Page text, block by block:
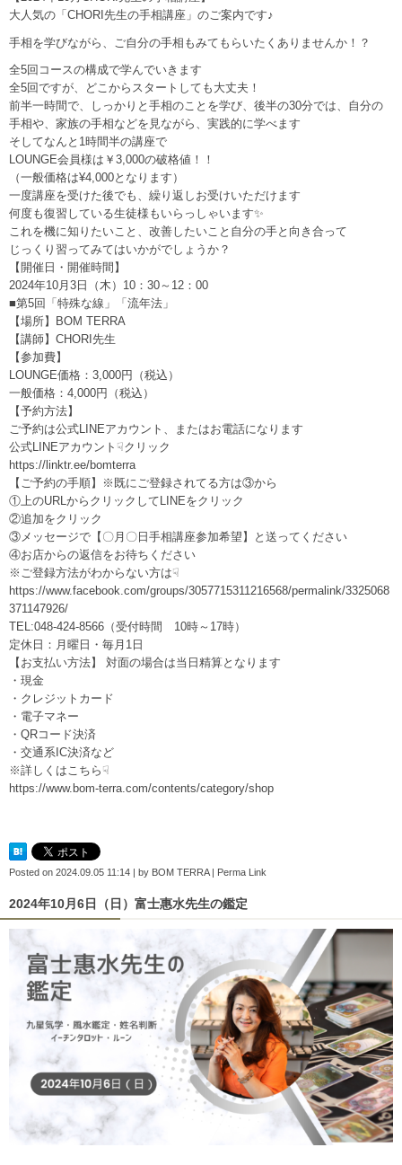
大人気の「CHORI先生の手相講座」のご案内です♪
手相を学びながら、ご自分の手相もみてもらいたくありませんか！？
全5回コースの構成で学んでいきます
全5回ですが、どこからスタートしても大丈夫！
前半一時間で、しっかりと手相のことを学び、後半の30分では、自分の
手相や、家族の手相などを見ながら、実践的に学べます
そしてなんと1時間半の講座で
LOUNGE会員様は￥3,000の破格値！！
（一般価格は¥4,000となります）
一度講座を受けた後でも、繰り返しお受けいただけます
何度も復習している生徒様もいらっしゃいます✨
これを機に知りたいこと、改善したいこと自分の手と向き合って
じっくり習ってみてはいかがでしょうか？
【開催日・開催時間】
2024年10月3日（木）10：30～12：00
■第5回「特殊な線」「流年法」
【場所】BOM TERRA
【講師】CHORI先生
【参加費】
LOUNGE価格：3,000円（税込）
一般価格：4,000円（税込）
【予約方法】
ご予約は公式LINEアカウント、またはお電話になります
公式LINEアカウント☟クリック
https://linktr.ee/bomterra
【ご予約の手順】※既にご登録されてる方は③から
①上のURLからクリックしてLINEをクリック
②追加をクリック
③メッセージで【〇月〇日手相講座参加希望】と送ってください
④お店からの返信をお待ちください
※ご登録方法がわからない方は☟
https://www.facebook.com/groups/3057715311216568/permalink/3325068
371147926/
TEL:048-424-8566（受付時間 10時～17時）
定休日：月曜日・毎月1日
【お支払い方法】 対面の場合は当日精算となります
・現金
・クレジットカード
・電子マネー
・QRコード決済
・交通系IC決済など
※詳しくはこちら☟
https://www.bom-terra.com/contents/category/shop
Posted on 2024.09.05 11:14 by BOM TERRA| Perma Link
2024年10月6日（日）富士惠水先生の鑑定